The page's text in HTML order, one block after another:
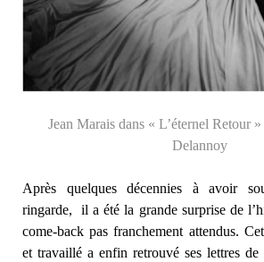
Jean Marais dans « L’éternel Retour
Delannoy
Après quelques décennies à avoir
ringarde, il a été la grande surprise de
come-back pas franchement attendus.
et travaillé a enfin retrouvé ses lettres de